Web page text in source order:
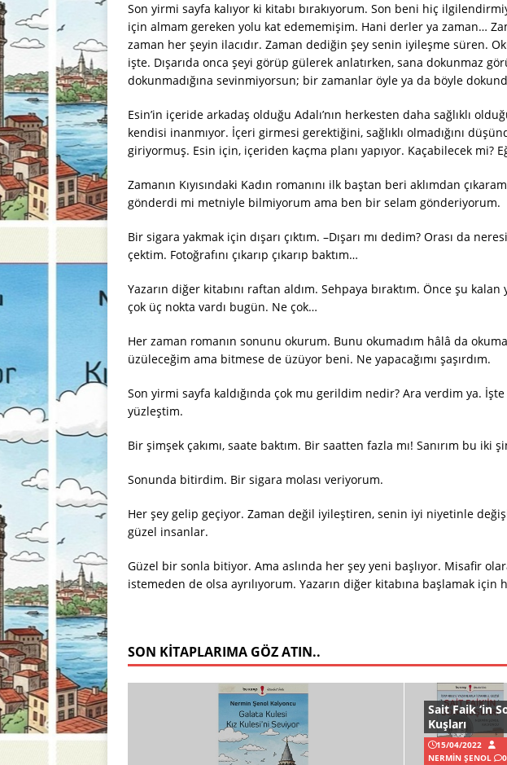
Son yirmi sayfa kalıyor ki kitabı bırakıyorum. Son beni hiç
için almam gereken yolu kat edememişim. Hani derler ya zaman…
zaman her şeyin ilacıdır. Zaman dediğin şey senin iyileşme süren.
işte. Dışarıda onca şeyi görüp gülerek anlatırken, sana dokunmaz
dokunmadığına sevinmiyorsun; bir zamanlar öyle ya da böyle
Esin’in içeride arkadaş olduğu Adalı’nın herkesten daha sağlıklı
kendisi inanmıyor. İçeri girmesi gerektiğini, sağlıklı olmadığını
giriyormuş. Esin için, içeriden kaçma planı yapıyor. Kaçabilecek mi?
Zamanın Kıyısındaki Kadın romanını ilk baştan beri aklımdan
gönderdi mi metniyle bilmiyorum ama ben bir selam gönderiyorum.
Bir sigara yakmak için dışarı çıktım. –Dışarı mı dedim? Orası da
çektim. Fotoğrafını çıkarıp çıkarıp baktım…
Yazarın diğer kitabını raftan aldım. Sehpaya bıraktım. Önce şu
çok üç nokta vardı bugün. Ne çok…
Her zaman romanın sonunu okurum. Bunu okumadım hâlâ da
üzüleceğim ama bitmese de üzüyor beni. Ne yapacağımı şaşırdım.
Son yirmi sayfa kaldığında çok mu gerildim nedir? Ara verdim ya.
yüzleştim.
Bir şimşek çakımı, saate baktım. Bir saatten fazla mı! Sanırım bu iki
Sonunda bitirdim. Bir sigara molası veriyorum.
Her şey gelip geçiyor. Zaman değil iyileştiren, senin iyi niyetinle
güzel insanlar.
Güzel bir sonla bitiyor. Ama aslında her şey yeni başlıyor. Misafir
istemeden de olsa ayrılıyorum. Yazarın diğer kitabına başlamak için
SON KITAPLARIMA GÖZ ATIN..
Sait Faik ‘in
Kuşları
15/04/2022
NERMIN ŞENOL
0